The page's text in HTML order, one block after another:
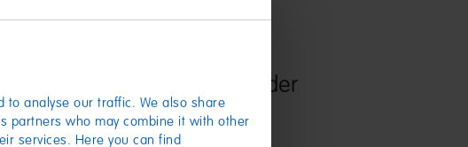
to analyse our traffic. We also share
partners who may combine it with other
services. Here you can find
für Notizen, Zeichnungen oder
Einfälle